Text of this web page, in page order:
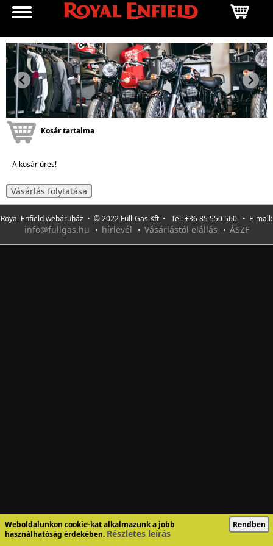
Weboldalunkon cookie-kat alkalmazunk a jobb
használhatóság érdekében. Részletes leírás
Rendben
Kosár tartalma
A kosár üres!
Vásárlás folytatása
Royal Enfield webáruház • © 2022 Full-Gas Kft • Tel: +36 85 550 560 • E-mail:
info@fullgas.hu • hírlevél • Vásárlástól elállás • ÁSZF